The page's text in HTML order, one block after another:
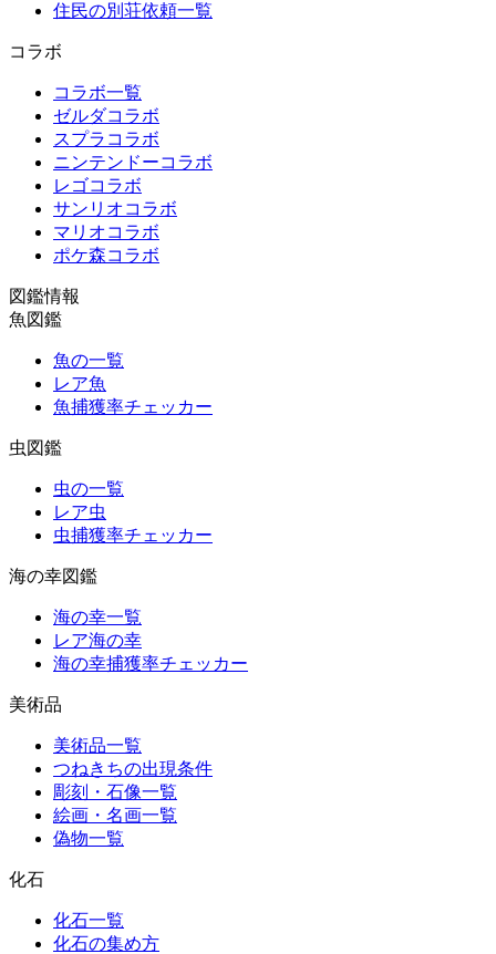
住民の別荘依頼一覧
コラボ
コラボ一覧
ゼルダコラボ
スプラコラボ
ニンテンドーコラボ
レゴコラボ
サンリオコラボ
マリオコラボ
ポケ森コラボ
図鑑情報
魚図鑑
魚の一覧
レア魚
魚捕獲率チェッカー
虫図鑑
虫の一覧
レア虫
虫捕獲率チェッカー
海の幸図鑑
海の幸一覧
レア海の幸
海の幸捕獲率チェッカー
美術品
美術品一覧
つねきちの出現条件
彫刻・石像一覧
絵画・名画一覧
偽物一覧
化石
化石一覧
化石の集め方